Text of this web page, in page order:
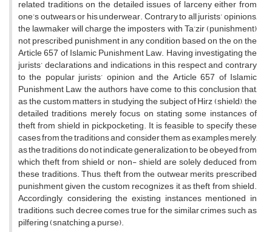
related traditions on the detailed issues of larceny either from
one’s outwears or his underwear. Contrary to all jurists’ opinions,
the lawmaker will charge the imposters with Ta’zir (punishment)
not prescribed punishment in any condition based on the on the
Article 657 of Islamic Punishment Law. Having investigating the
jurists’ declarations and indications in this respect and contrary
to the popular jurists’ opinion and the Article 657 of Islamic
Punishment Law, the authors have come to this conclusion that,
as the custom matters in studying the subject of Hirz (shield), the
detailed traditions merely focus on stating some instances of
theft from shield in pickpocketing. It is feasible to specify these
cases from the traditions and consider them as examples merely,
as the traditions do not indicate generalization to be obeyed from
which theft from shield or non- shield are solely deduced from
these traditions. Thus, theft from the outwear merits prescribed
punishment given the custom recognizes it as theft from shield.
Accordingly, considering the existing instances mentioned in
traditions, such decree comes true for the similar crimes such as
pilfering (snatching a purse).